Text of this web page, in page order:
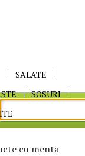
SALATE
SOSURI
cu menta